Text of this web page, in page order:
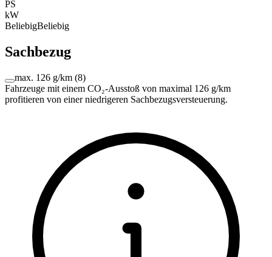
PS
kW
BeliebigBeliebig
Sachbezug
max. 126 g/km (8)
Fahrzeuge mit einem CO₂-Ausstoß von maximal 126 g/km
profitieren von einer niedrigeren Sachbezugsversteuerung.